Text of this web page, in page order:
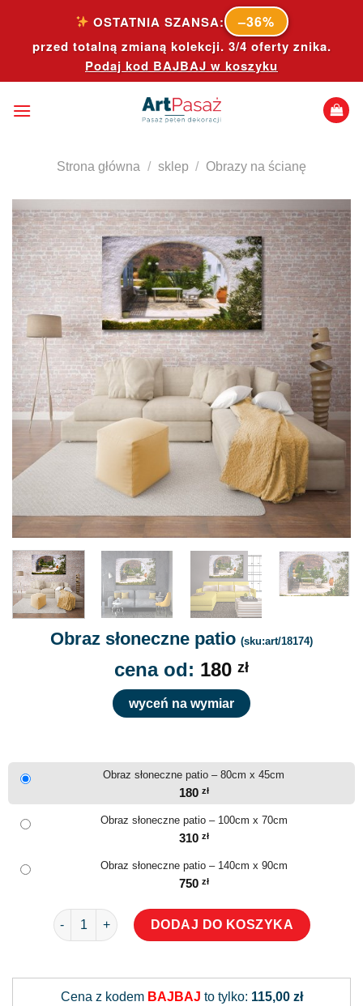
content
OSTATNIA SZANSA: –36%
przed totalną zmianą kolekcji. 3/4 oferty znika.
Podaj kod BAJBAJ w koszyku
Strona główna / sklep / Obrazy na ścianę
Obraz słoneczne patio (sku:art/18174)
cena od: 180 zł
wyceń na wymiar
Obraz słoneczne patio – 80cm x 45cm
180 zł
Obraz słoneczne patio – 100cm x 70cm
310 zł
Obraz słoneczne patio – 140cm x 90cm
750 zł
ilość Obraz słoneczne patio
DODAJ DO KOSZYKA
Cena z kodem BAJBAJ to tylko: 115,00 zł